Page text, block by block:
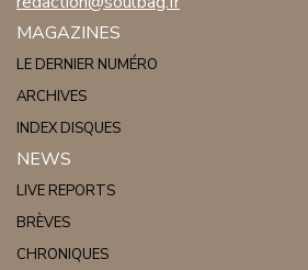
MAGAZINES
LE DERNIER NUMÉRO
ARCHIVES
INDEX DISQUES
NEWS
LIVE REPORTS
BRÈVES
CHRONIQUES